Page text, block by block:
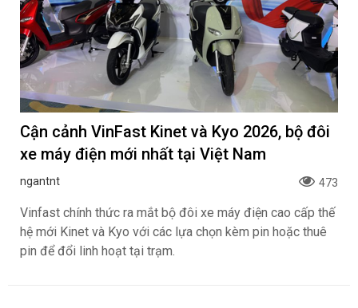
Cận cảnh VinFast Kinet và Kyo 2026, bộ đôi
xe máy điện mới nhất tại Việt Nam
ngantnt 473
Vinfast chính thức ra mắt bộ đôi xe máy điện cao cấp thế
hệ mới Kinet và Kyo với các lựa chọn kèm pin hoặc thuê
pin để đổi linh hoạt tại trạm.